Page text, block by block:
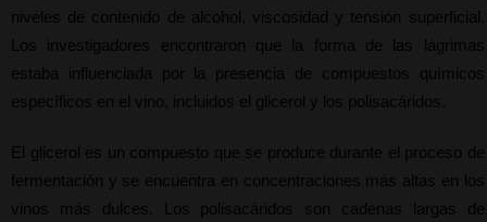
niveles de contenido de alcohol, viscosidad y tensión superficial.
Los investigadores encontraron que la forma de las lágrimas
estaba influenciada por la presencia de compuestos químicos
específicos en el vino, incluidos el glicerol y los polisacáridos.
El glicerol es un compuesto que se produce durante el proceso de
fermentación y se encuentra en concentraciones más altas en los
vinos más dulces. Los polisacáridos son cadenas largas de